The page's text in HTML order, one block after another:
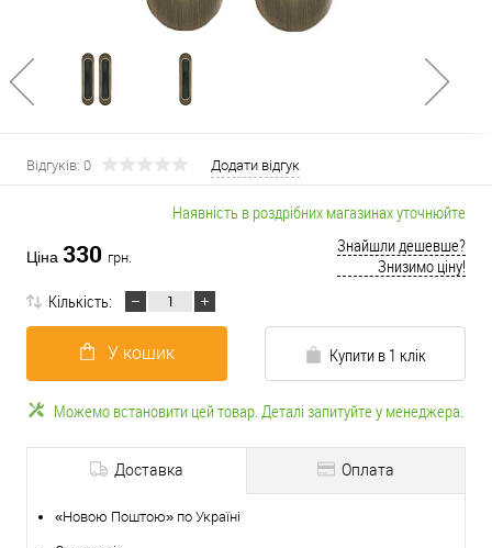
Відгуків: 0 Додати відгук
Наявність в роздрібних магазинах уточнюйте
Ціна 330 грн.
Знайшли дешевше?
Знизимо ціну!
Кількість:
У кошик Купити в 1 клік
Можемо встановити цей товар. Деталі запитуйте у менеджера.
Доставка Оплата
«Новою Поштою» по Україні